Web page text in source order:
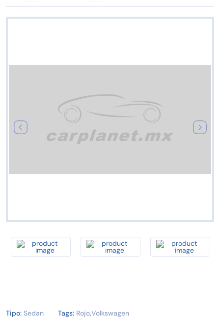
Tipo: Sedan Tags: Rojo,Volkswagen